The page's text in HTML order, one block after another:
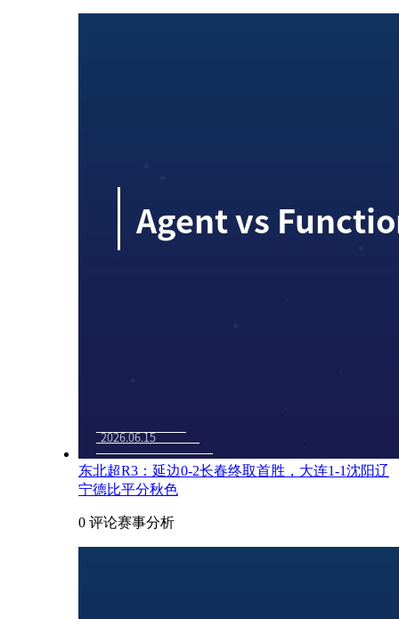
东北超R3：延边0-2长春终取首胜，大连1-1沈阳辽
宁德比平分秋色
0 评论赛事分析